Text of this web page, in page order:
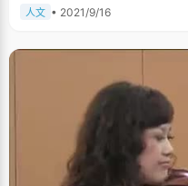
人文 • 2021/9/16